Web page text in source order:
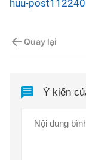
huu-
Quay lại
Ý kiến